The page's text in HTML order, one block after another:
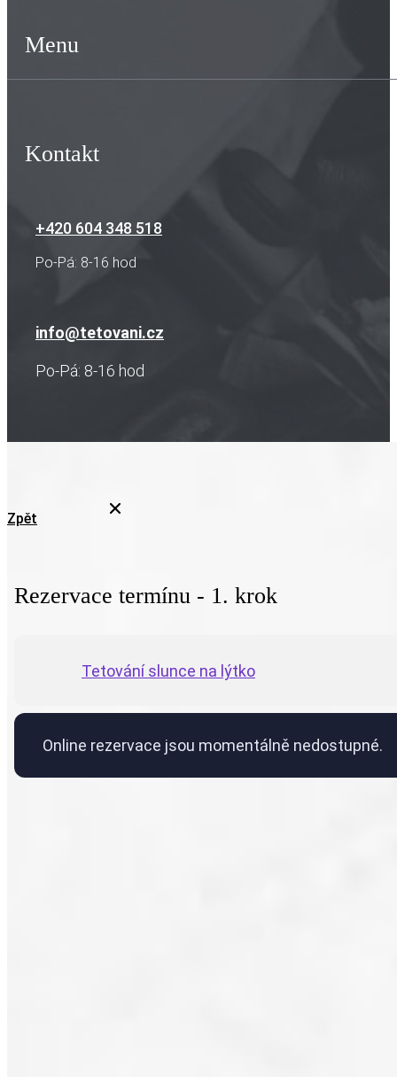
Menu
Kontakt
+420 604 348 518
Po-Pá: 8-16 hod
info@tetovani.cz
Po-Pá: 8-16 hod
Zpět
Rezervace termínu - 1. krok
Tetování slunce na lýtko
Online rezervace jsou momentálně nedostupné.